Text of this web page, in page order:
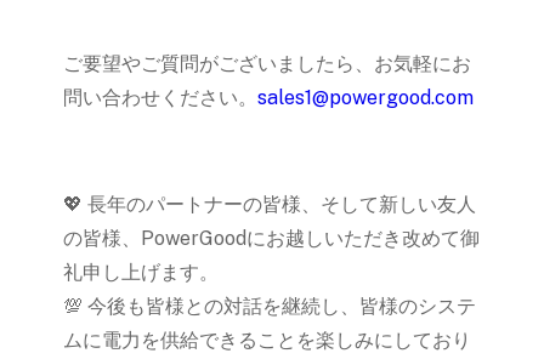
ご要望やご質問がございましたら、お気軽にお
問い合わせください。 sales1@powergood.com
💖 長年のパートナーの皆様、そして新しい友人
の皆様、PowerGoodにお越しいただき改めて御
礼申し上げます。
💯 今後も皆様との対話を継続し、皆様のシステ
ムに電力を供給できることを楽しみにしており